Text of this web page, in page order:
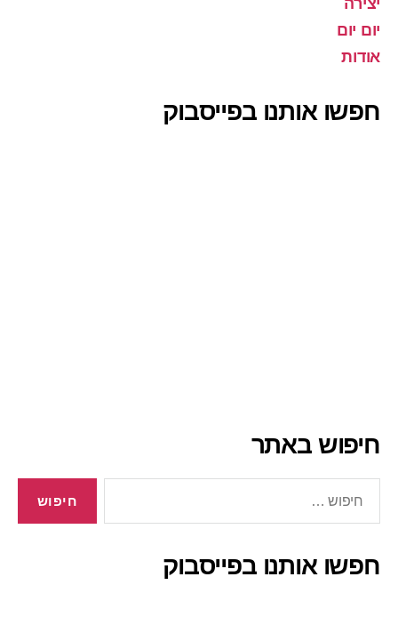
יצירה
יום יום
אודות
חפשו אותנו בפייסבוק
חיפוש באתר
חפשו אותנו בפייסבוק